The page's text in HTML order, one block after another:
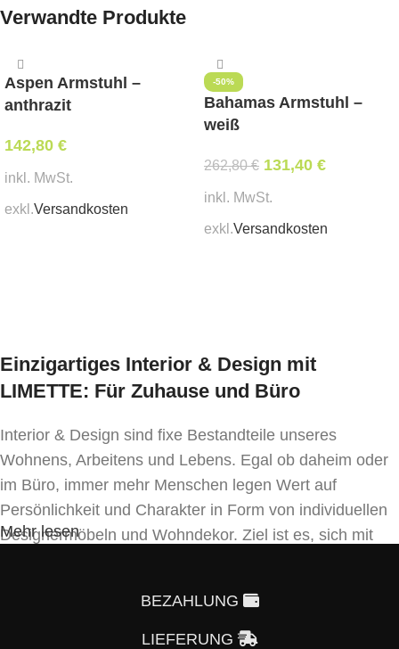
Sitzkissen dunkelgrau
Breite 57 cm, Tiefe 62 cm, Sitzhöhe 49 cm,
Gesamthöhe 81 cm
2 Stk
Verwandte Produkte
Aspen Armstuhl –
anthrazit
142,80 €
inkl. MwSt.
exkl.Versandkosten
-50%
Bahamas Armstuhl –
weiß
262,80€ 131,40 €
inkl. MwSt.
exkl.Versandkosten
Einzigartiges Interior & Design mit
LIMETTE: Für Zuhause und Büro
Interior & Design sind fixe Bestandteile unseres
Wohnens, Arbeitens und Lebens. Egal ob daheim oder
im Büro, immer mehr Menschen legen Wert auf
Persönlichkeit und Charakter in Form von individuellen
Designermöbeln und Wohndekor. Ziel ist es, sich mit
von der Masse abzuheben.
Mehr lesen
BEZAHLUNG
LIEFERUNG